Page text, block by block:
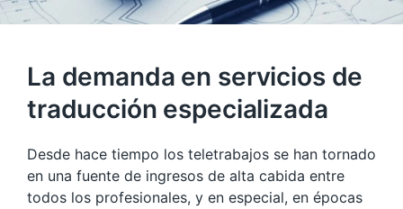
La demanda en servicios de
traducción especializada
Desde hace tiempo los teletrabajos se han tornado
en una fuente de ingresos de alta cabida entre
todos los profesionales, y en especial, en épocas